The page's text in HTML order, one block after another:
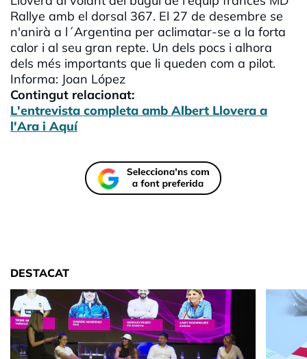
Rallye amb el dorsal 367. El 27 de desembre se
n'anirà a l´Argentina per aclimatar-se a la forta
calor i al seu gran repte. Un dels pocs i alhora
dels més importants que li queden com a pilot.
Informa: Joan López
Contingut relacionat:
L'entrevista completa amb Albert Llovera a
l'Ara i Aquí
DESTACAT